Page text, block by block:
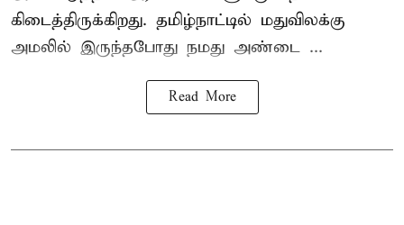
கிடைத்திருக்கிறது. தமிழ்நாட்டில் மதுவிலக்கு
அமலில் இருந்தபோது நமது அண்டை ...
Read More